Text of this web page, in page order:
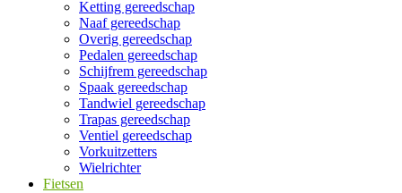
Ketting gereedschap
Naaf gereedschap
Overig gereedschap
Pedalen gereedschap
Schijfrem gereedschap
Spaak gereedschap
Tandwiel gereedschap
Trapas gereedschap
Ventiel gereedschap
Vorkuitzetters
Wielrichter
Fietsen